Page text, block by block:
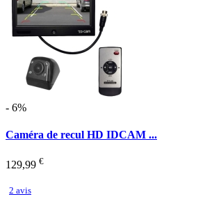
- 6%
Caméra de recul HD IDCAM ...
129,99 €
2 avis